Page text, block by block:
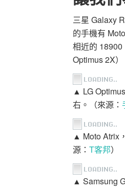
三星 Galaxy
的手機有
相近的
Optimus 2X
▲ LG
右。（來源：
▲ Moto Atrix
源： T客邦）
▲ Samsung